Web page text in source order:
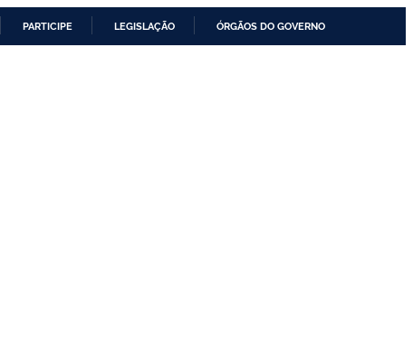
PARTICIPE LEGISLAÇÃO ÓRGÃOS DO GOVERNO